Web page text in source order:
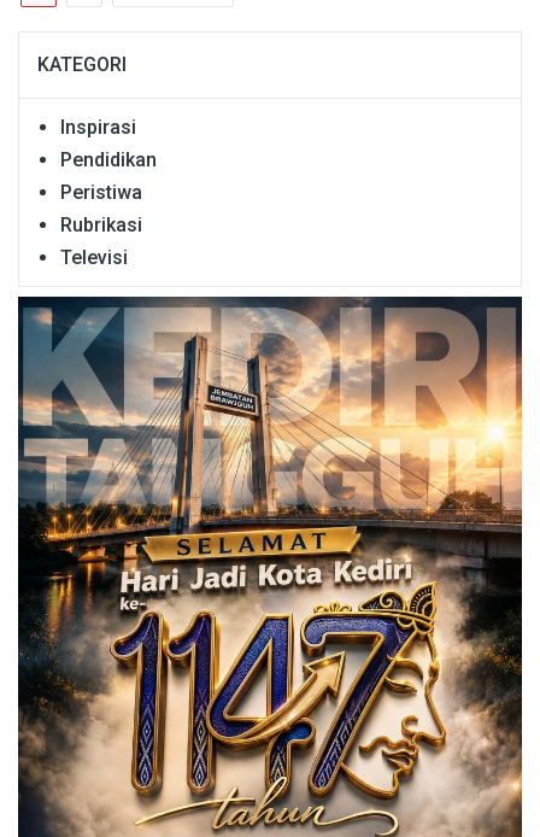
KATEGORI
Inspirasi
Pendidikan
Peristiwa
Rubrikasi
Televisi